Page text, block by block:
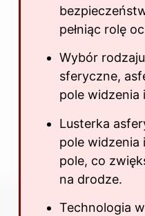
pełniąc rolę
Wybór
sferyczne,
pole widzenia
Lusterka
pole widzenia
pole, co
na drodze.
Technologia